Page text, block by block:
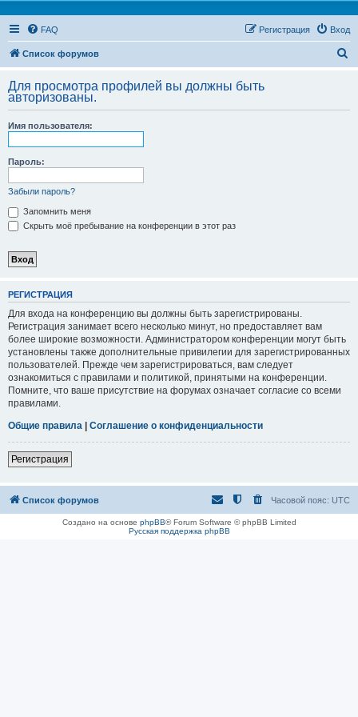
FAQ Вход
Регистрация
Список форумов
с
Для просмотра профилей вы должны быть
авторизованы.
Имя пользователя:
Пароль:
Забыли пароль?
Запомнить меня
Скрыть моё пребывание на конференции в этот раз
РЕГИСТРАЦИЯ
Для входа на конференцию вы должны быть зарегистрированы.
Регистрация занимает всего несколько минут, но предоставляет вам
более широкие возможности. Администратором конференции могут быть
установлены также дополнительные привилегии для зарегистрированных
пользователей. Прежде чем зарегистрироваться, вам следует
ознакомиться с правилами и политикой, принятыми на конференции.
Помните, что ваше присутствие на форумах означает согласие со всеми
правилами.
Общие правила | Соглашение о конфиденциальности
Регистрация
Список форумов Часовой пояс: UTC
Создано на основе phpBB® Forum Software © phpBB Limited
Русская поддержка phpBB